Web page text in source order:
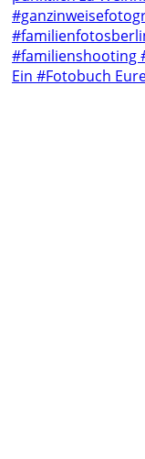
Ein #Fotobuch